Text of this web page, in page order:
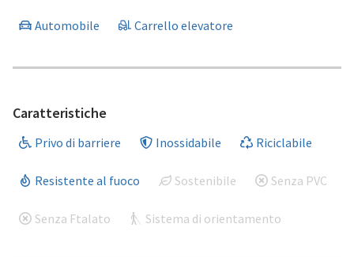
Automobile Carrello elevatore
Caratteristiche
Privo di barriere Inossidabile Riciclabile
Resistente al fuoco Sostenibile Senza PVC
Senza Ftalato Sistema di orientamento